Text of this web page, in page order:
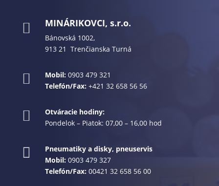
 MINÁRIKOVCI, s.r.o.
Bánovská 1002,
913 21 Trenčianska Turná
 Mobil:0903 479 321
Telefón/Fax:+421 32 658 56 56

Otváracie hodiny:
Pondelok – Piatok: 07,00 – 16,00 hod

Pneumatiky a disky, pneuservis
Mobil:0903 479 327
Telefón/Fax:00421 32 658 56 00